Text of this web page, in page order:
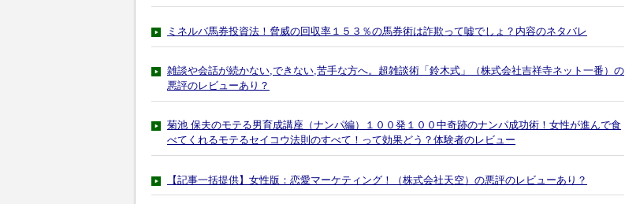
ミネルバ馬券投資法！脅威の回収率１５３％の馬券術は詐欺って嘘でしょ？内容のネタバレ
雑談や会話が続かない,できない,苦手な方へ。超雑談術「鈴木式」（株式会社吉祥寺ネット一番）の
悪評のレビューあり？
菊池 保夫のモテる男育成講座（ナンパ編）１００発１００中奇跡のナンパ成功術！女性が進んで食
べてくれるモテるセイコウ法則のすべて！って効果どう？体験者のレビュー
【記事一括提供】女性版：恋愛マーケティング！（株式会社天空）の悪評のレビューあり？